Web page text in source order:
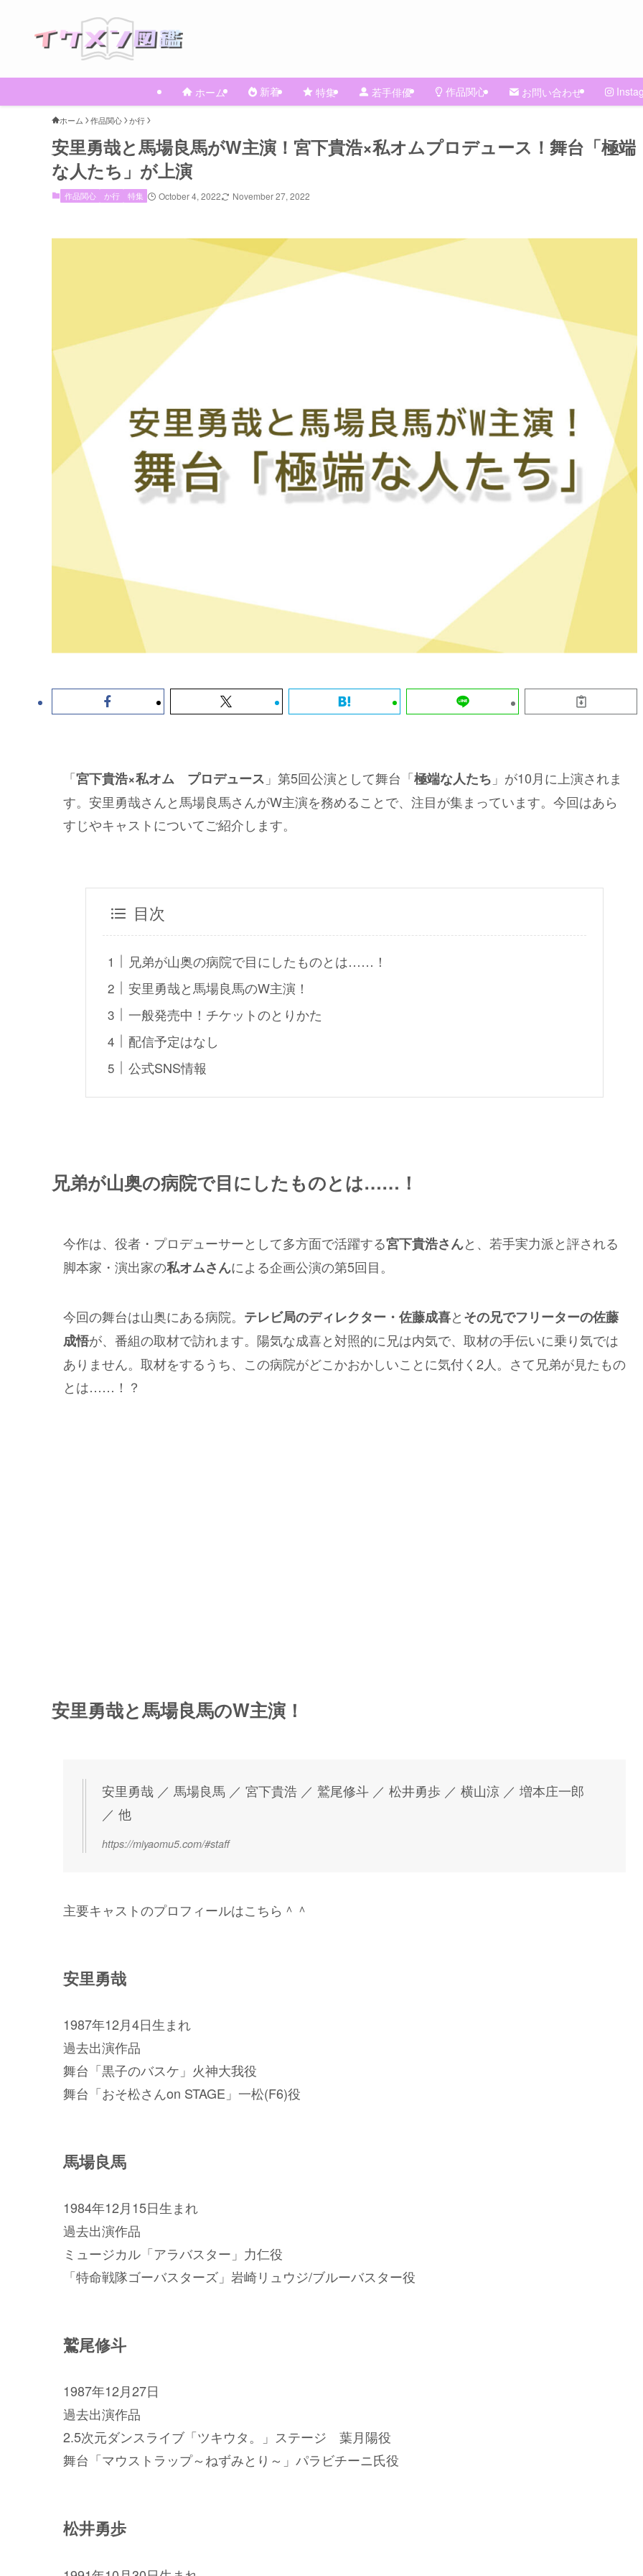
ホーム 新着 特集 若手俳優 作品関心 お問い合わせ
ホーム 作品関心 か行
安里勇哉と馬場良馬がW主演！宮下貴浩×私オムプロデュース！舞台「極端
な人たち」が上演
作品関心 か行 特集 October 4, 2022 November 27, 2022
「宮下貴浩×私オム プロデュース 」第5回公演として舞台「極端な人たち 」が10月に上演されま
す。安里勇哉さんと馬場良馬さんがW主演を務めることで、注目が集まっています。今回はあら
すじやキャストについてご紹介します。
目次
兄弟が山奥の病院で目にしたものとは……！
安里勇哉と馬場良馬のW主演！
一般発売中！チケットのとりかた
配信予定はなし
公式SNS情報
兄弟が山奥の病院で目にしたものとは……！
今作は、役者・プロデューサーとして多方面で活躍する宮下貴浩さんと、若手実力派と評される
脚本家・演出家の私オムさんによる企画公演の第5回目。
今回の舞台は山奥にある病院。 テレビ局のディレクター・佐藤成喜とその兄でフリーターの佐藤
成悟が、番組の取材で訪れます。陽気な成喜と対照的に兄は内気で、取材の手伝いに乗り気では
ありません。取材をするうち、この病院がどこかおかしいことに気付く2人。さて兄弟が見たもの
とは……！？
安里勇哉と馬場良馬のW主演！
安里勇哉 ／ 馬場良馬 ／ 宮下貴浩 ／ 鷲尾修斗 ／ 松井勇歩 ／ 横山涼 ／ 増本庄一郎
／ 他
https://miyaomu5.com/#staff
主要キャストのプロフィールはこちら＾＾
安里勇哉
1987年12月4日生まれ
過去出演作品
舞台「黒子のバスケ」火神大我役
舞台「おそ松さんon STAGE」一松(F6)役
馬場良馬
1984年12月15日生まれ
過去出演作品
ミュージカル「アラバスター」力仁役
「特命戦隊ゴーバスターズ」岩崎リュウジ/ブルーバスター役
鷲尾修斗
1987年12月27日
過去出演作品
2.5次元ダンスライブ「ツキウタ。」ステージ 葉月陽役
舞台「マウストラップ～ねずみとり～」パラビチーニ氏役
松井勇歩